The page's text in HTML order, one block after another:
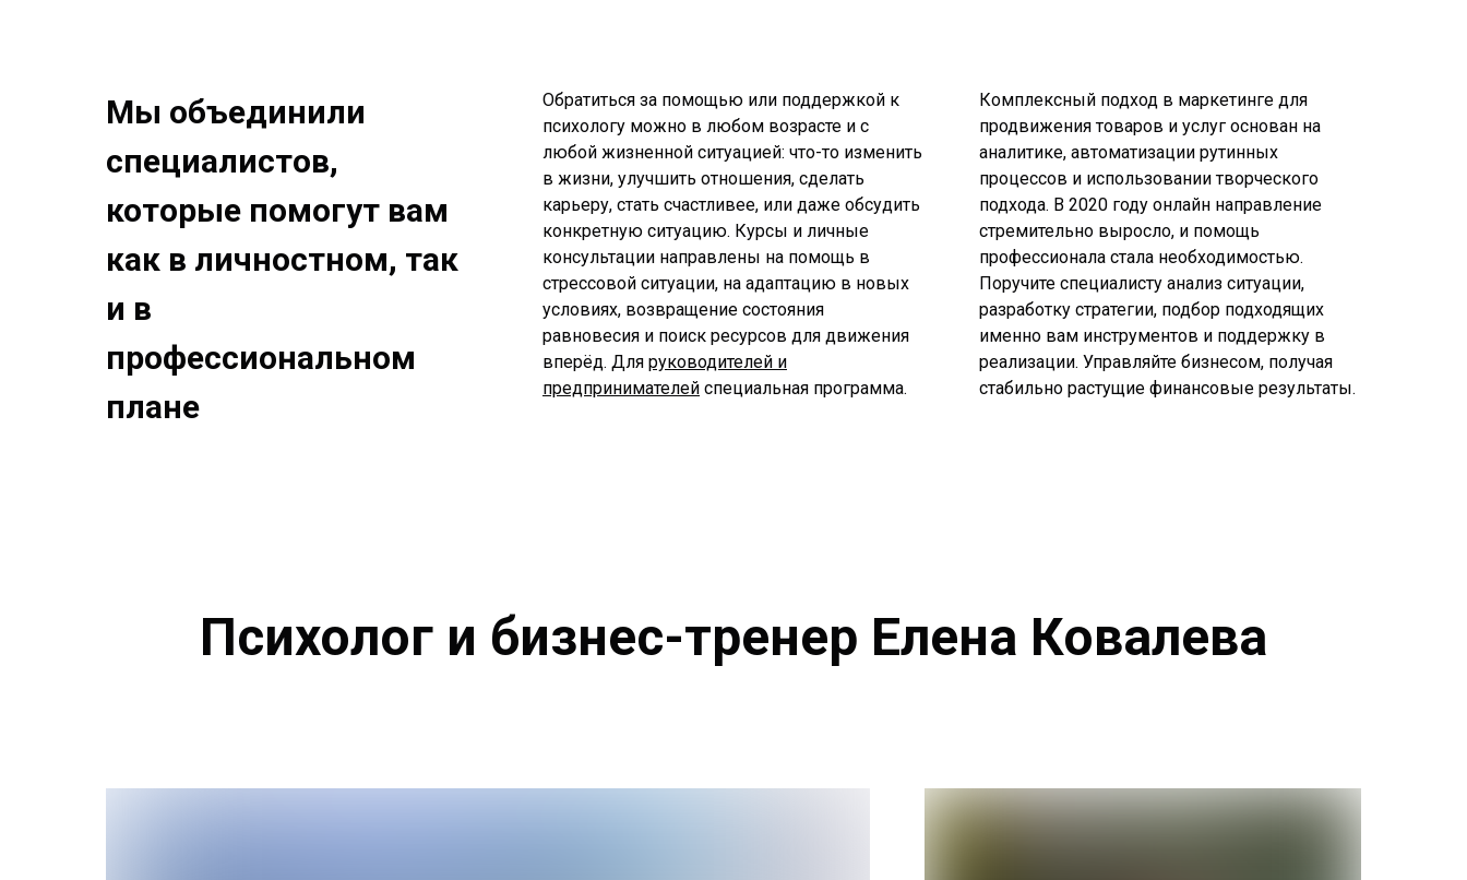
Мы объединили
специалистов,
которые помогут вам
как в личностном, так
и в
профессиональном
плане
Обратиться за помощью или поддержкой к
психологу можно в любом возрасте и с
любой жизненной ситуацией: что-то изменить
в жизни, улучшить отношения, сделать
карьеру, стать счастливее, или даже обсудить
конкретную ситуацию. Курсы и личные
консультации направлены на помощь в
стрессовой ситуации, на адаптацию в новых
условиях, возвращение состояния
равновесия и поиск ресурсов для движения
вперёд. Для руководителей и
предпринимателей специальная программа.
Комплексный подход в маркетинге для
продвижения товаров и услуг основан на
аналитике, автоматизации рутинных
процессов и использовании творческого
подхода. В 2020 году онлайн направление
стремительно выросло, и помощь
профессионала стала необходимостью.
Поручите специалисту анализ ситуации,
разработку стратегии, подбор подходящих
именно вам инструментов и поддержку в
реализации. Управляйте бизнесом, получая
стабильно растущие финансовые результаты.
Психолог и бизнес-тренер Елена Ковалева